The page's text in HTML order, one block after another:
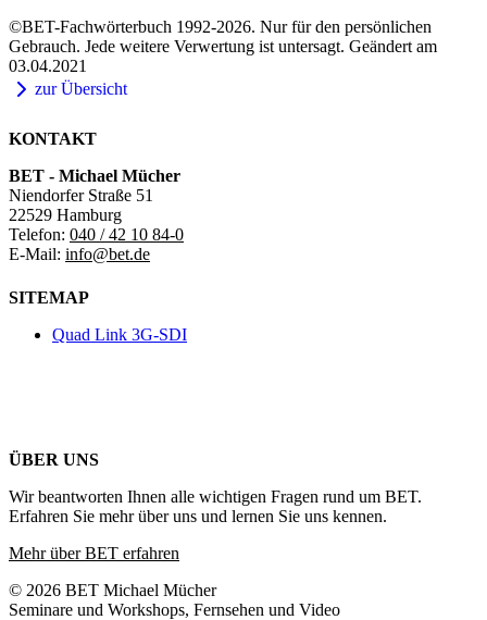
©BET-Fachwörterbuch 1992-2026. Nur für den persönlichen
Gebrauch. Jede weitere Verwertung ist untersagt. Geändert am
03.04.2021
zur Übersicht
KONTAKT
BET - Michael Mücher
Niendorfer Straße 51
22529 Hamburg
Telefon: 040 / 42 10 84-0
E-Mail: info@bet.de
SITEMAP
Quad Link 3G-SDI
ÜBER UNS
Wir beantworten Ihnen alle wichtigen Fragen rund um BET.
Erfahren Sie mehr über uns und lernen Sie uns kennen.
Mehr über BET erfahren
© 2026 BET Michael Mücher
Seminare und Workshops, Fernsehen und Video